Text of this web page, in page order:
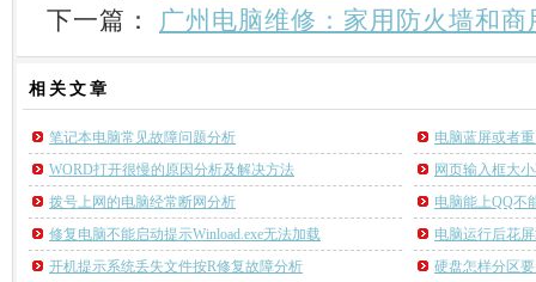
下一篇： 广州电脑维修：家用防火墙和
相关 文章
笔记本电脑常见故障问题分析
电脑蓝屏或者
WORD打开很慢的原因分析及解决方法
网页输入框大
拨号上网的电脑经常断网分析
电脑能上QQ不
修复电脑不能启动提示Winload.exe无法加载
电脑运行后花
开机提示系统丢失文件按R修复故障分析
硬盘怎样分区